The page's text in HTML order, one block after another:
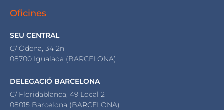
Oficines
SEU CENTRAL
C/ Òdena, 34 2n
08700 Igualada (BARCELONA)
DELEGACIÓ BARCELONA
C/ Floridablanca, 49 Local 2
08015 Barcelona (BARCELONA)